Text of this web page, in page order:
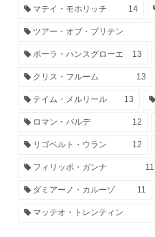
マテイ・モホリッチ 14
ツアー・オブ・ブリテン
ボーラ・ハンスグローエ 13
クリス・フルーム 13
テイム・メルリール 13
ロマン・バルデ 12
リゴベルト・ウラン 12
フィリッポ・ガンナ 11
ダミアーノ・カルーゾ 11
マッテオ・トレンティン